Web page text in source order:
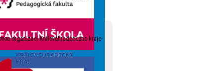
organizací Královéhradeckého kraje